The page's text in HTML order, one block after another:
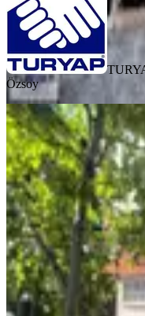
Özsoy
300
Ankara,
1 Oda ·
125.000
GÜZELGÜN